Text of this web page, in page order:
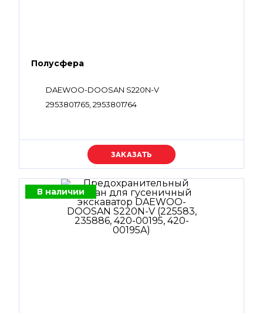
Полусфера
DAEWOO-DOOSAN S220N-V
2953801765, 2953801764
Уточняйте цену
В наличии